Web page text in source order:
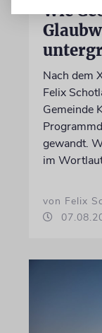
Wie
Nach dem
Felix
Gemeinde
gewandt.
im
von Felix